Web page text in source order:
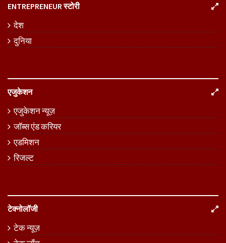
ENTREPRENEUR स्टोरी
देश
दुनिया
एजुकेशन
एजुकेशन न्यूज़
जॉब्स एंड करियर
एडमिशन
रिजल्ट
टेक्नोलॉजी
टेक न्यूज़